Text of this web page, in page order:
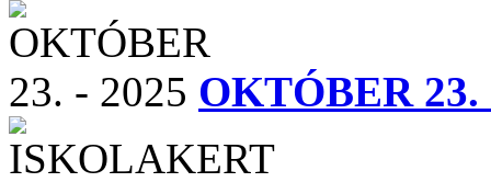
OKTÓBER 23.